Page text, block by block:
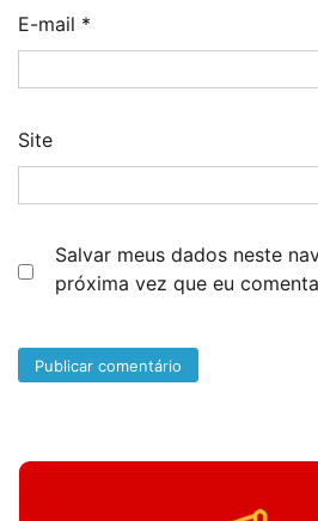
E-mail *
Site
Salvar meus dados neste
próxima vez que eu